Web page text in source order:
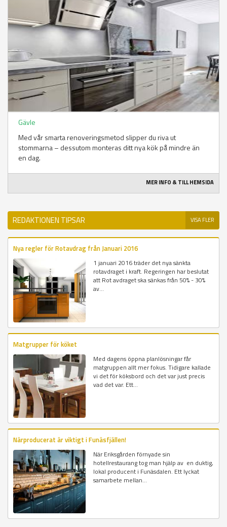
Gävle
Med vår smarta renoveringsmetod slipper du riva ut
stommarna – dessutom monteras ditt nya kök på mindre än
en dag.
MER INFO & TILL HEMSIDA
REDAKTIONEN TIPSAR VISA FLER
Nya regler för Rotavdrag från Januari 2016
1 januari 2016 träder det nya sänkta
rotavdraget i kraft. Regeringen har beslutat
att Rot avdraget ska sänkas från 50% - 30%
av...
Matgrupper för köket
Med dagens öppna planlösningar får
matgruppen allt mer fokus. Tidigare kallade
vi det för köksbord och det var just precis
vad det var. Ett...
Närproducerat är viktigt i Funäsfjällen!
När Eriksgården förnyade sin
hotellrestaurang tog man hjälp av en duktig,
lokal producent i Funäsdalen. Ett lyckat
samarbete mellan...